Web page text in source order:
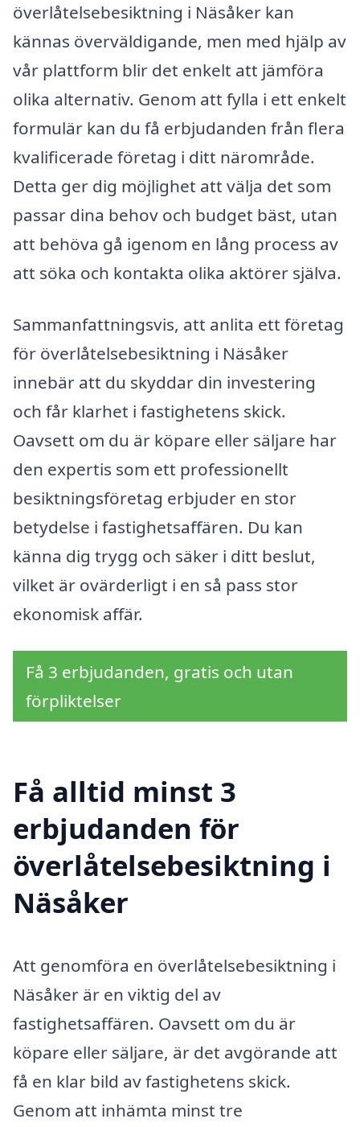
överlåtelsebesiktning i Näsåker kan
kännas överväldigande, men med hjälp av
vår plattform blir det enkelt att jämföra
olika alternativ. Genom att fylla i ett enkelt
formulär kan du få erbjudanden från flera
kvalificerade företag i ditt närområde.
Detta ger dig möjlighet att välja det som
passar dina behov och budget bäst, utan
att behöva gå igenom en lång process av
att söka och kontakta olika aktörer själva.
Sammanfattningsvis, att anlita ett företag
för överlåtelsebesiktning i Näsåker
innebär att du skyddar din investering
och får klarhet i fastighetens skick.
Oavsett om du är köpare eller säljare har
den expertis som ett professionellt
besiktningsföretag erbjuder en stor
betydelse i fastighetsaffären. Du kan
känna dig trygg och säker i ditt beslut,
vilket är ovärderligt i en så pass stor
ekonomisk affär.
Få 3 erbjudanden, gratis och utan
förpliktelser
Få alltid minst 3
erbjudanden för
överlåtelsebesiktning i
Näsåker
Att genomföra en överlåtelsebesiktning i
Näsåker är en viktig del av
fastighetsaffären. Oavsett om du är
köpare eller säljare, är det avgörande att
få en klar bild av fastighetens skick.
Genom att inhämta minst tre